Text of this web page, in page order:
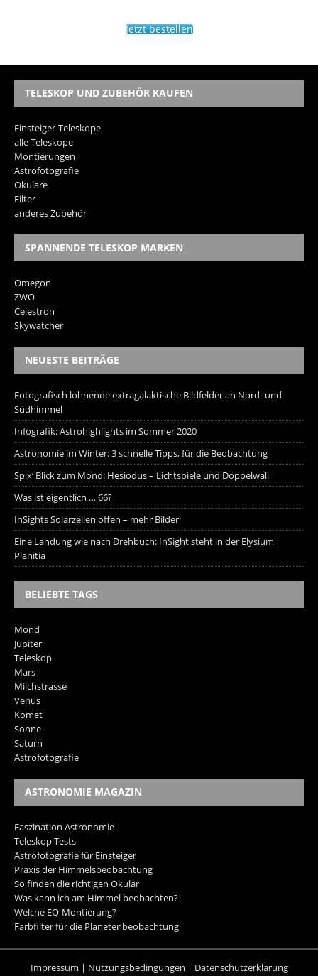
Jetzt bestellen
TELESKOP UND ZUBEHÖR KAUFEN
Einsteiger-Teleskope
alle Teleskope
Montierungen
Astrofotografie
Okulare
Filter
anderes Zubehör
SPANNENDE TELESKOP MARKEN
Omegon
ZWO
Celestron
Skywatcher
NEUESTE BEITRÄGE
Fotografisch lohnende extragalaktische Bildfelder an Nord- und
Südhimmel
Infografik: Astrohighlights im Sommer 2020
Astronomie im Winter: 3 schnelle Tipps, für die Beobachtung
Spix‘ Blick zum Mond: Hesiodus – Lichtspiele und Doppelwall
Was ist eigentlich … 66?
InSights Solarzellen offen – mehr Bilder
Eine Landung wie nach Drehbuch: InSight steht in der Elysium
Planitia
BELIEBTE TAGS
Mond
Jupiter
Teleskop
Mars
Milchstrasse
Venus
Komet
Sonne
Saturn
Astrofotografie
ASTRONOMIE MAGAZIN
Faszination Astronomie
Teleskop Tests
Astrofotografie für Einsteiger
Praxis der Himmelsbeobachtung
So finden die richtigen Okular
Was kann ich am Himmel beobachten?
Welche EQ-Montierung?
Farbfilter für die Planetenbeobachtung
Impressum | Nutzungsbedingungen | Datenschutzerklärung